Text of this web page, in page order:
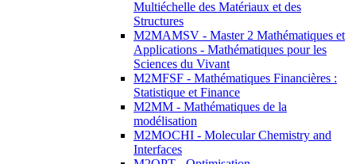
Multiéchelle des Matériaux et des
Structures
M2MAMSV - Master 2 Mathématiques et
Applications - Mathématiques pour les
Sciences du Vivant
M2MFSF - Mathématiques Financières :
Statistique et Finance
M2MM - Mathématiques de la
modélisation
M2MOCHI - Molecular Chemistry and
Interfaces